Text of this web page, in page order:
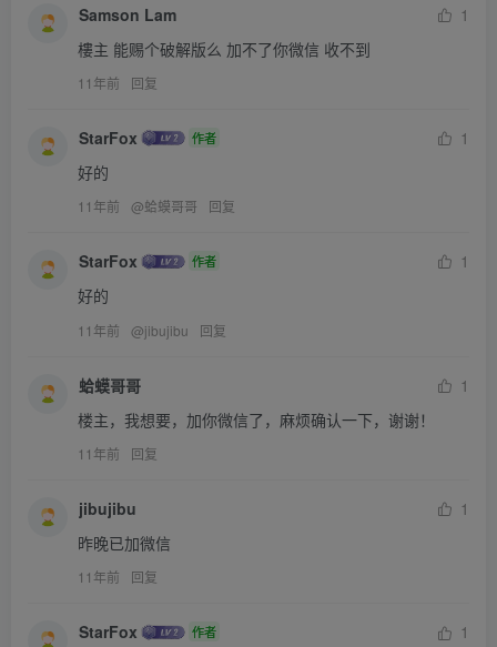
Samson Lam
1
樓主 能赐个破解版么 加不了你微信 收不到
11年前 回复
StarFox 作者
1
好的
11年前 @蛤蟆哥哥 回复
StarFox 作者
1
好的
11年前 @jibujibu 回复
蛤蟆哥哥
1
楼主，我想要，加你微信了，麻烦确认一下，谢谢！
11年前 回复
jibujibu
1
昨晚已加微信
11年前 回复
StarFox 作者 1